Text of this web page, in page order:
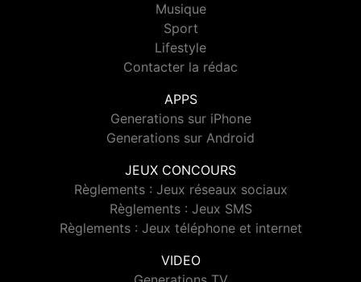
Musique
Sport
Lifestyle
Contacter la rédac
APPS
Generations sur iPhone
Generations sur Android
JEUX CONCOURS
Règlements : Jeux réseaux sociaux
Règlements : Jeux SMS
Règlements : Jeux téléphone et internet
VIDEO